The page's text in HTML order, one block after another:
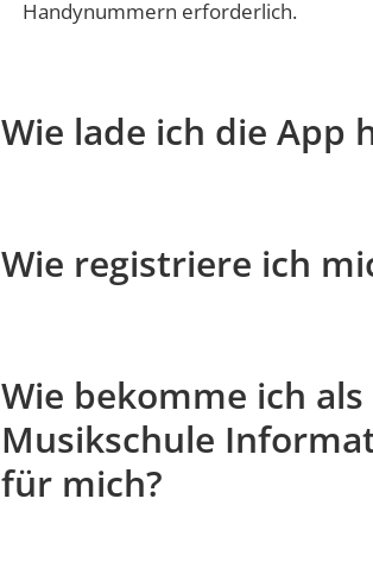
Handynummern erforderlich.
Wie lade ich die App
Wie registriere ich
Wie bekomme ich
Musikschule
für mich?